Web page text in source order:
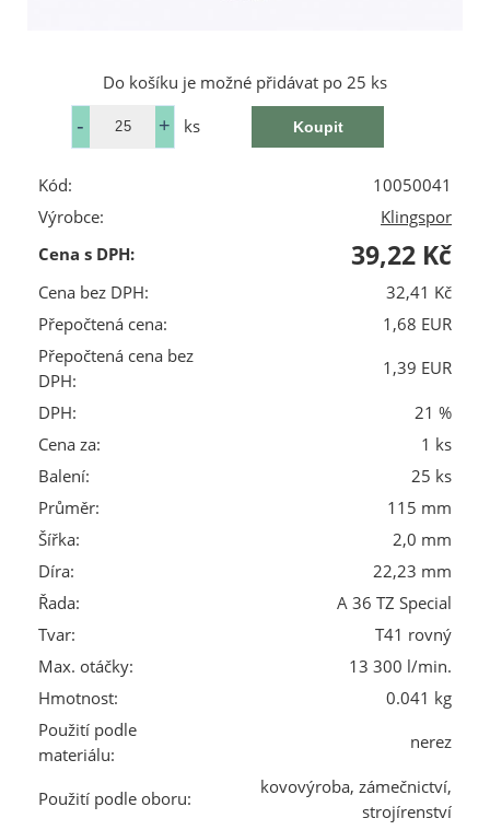
Do košíku je možné přidávat po 25 ks
ks
Kód:
10050041
Výrobce:
Klingspor
Cena s DPH:
39,22 Kč
Cena bez DPH:
32,41 Kč
Přepočtená cena:
1,68 EUR
Přepočtená cena bez
DPH:
1,39 EUR
DPH:
21 %
Cena za:
1 ks
Balení:
25 ks
Průměr:
115 mm
Šířka:
2,0 mm
Díra:
22,23 mm
Řada:
A 36 TZ Special
Tvar:
T41 rovný
Max. otáčky:
13 300 l/min.
Hmotnost:
0.041 kg
Použití podle
materiálu:
nerez
Použití podle oboru:
kovovýroba, zámečnictví,
strojírenství